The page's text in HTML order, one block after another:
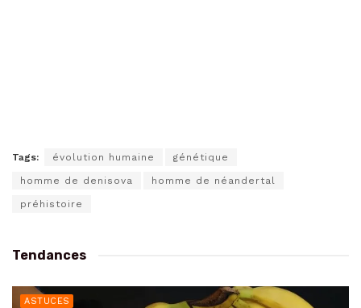
Tags: évolution humaine génétique
homme de denisova homme de néandertal
préhistoire
Tendances
ASTUCES